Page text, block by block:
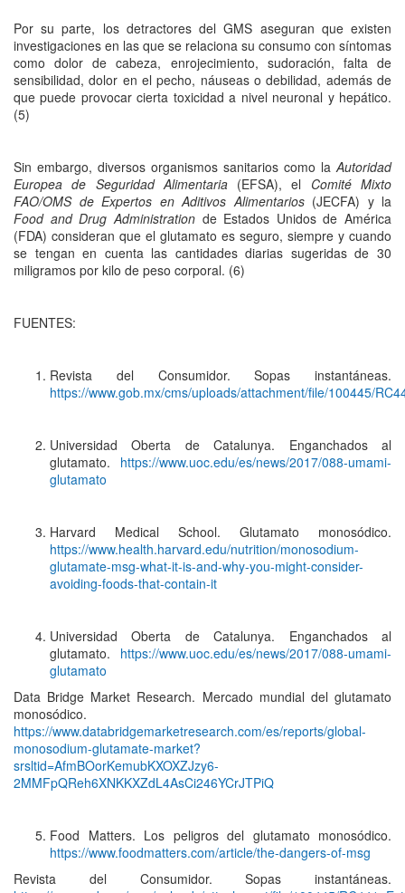
Por su parte, los detractores del GMS aseguran que existen
investigaciones en las que se relaciona su consumo con síntomas
como dolor de cabeza, enrojecimiento, sudoración, falta de
sensibilidad, dolor en el pecho, náuseas o debilidad, además de
que puede provocar cierta toxicidad a nivel neuronal y hepático.
(5)
Sin embargo, diversos organismos sanitarios como laAutoridad
Europea de Seguridad Alimentaria(EFSA), el Comité Mixto
FAO/OMS de Expertos en Aditivos Alimentarios (JECFA) y la
Food and Drug Administrationde Estados Unidos de América
(FDA) consideran que el glutamato es seguro, siempre y cuando
se tengan en cuenta las cantidades diarias sugeridas de 30
miligramos por kilo de peso corporal. (6)
FUENTES:
Revista del Consumidor. Sopas instantáneas.
https://www.gob.mx/cms/uploads/attachment/file/100445/
Universidad Oberta de Catalunya. Enganchados al
glutamato. https://www.uoc.edu/es/news/2017/088-umami-
glutamato
Harvard Medical School. Glutamato monosódico.
https://www.health.harvard.edu/nutrition/monosodium-
glutamate-msg-what-it-is-and-why-you-might-consider-
avoiding-foods-that-contain-it
Universidad Oberta de Catalunya. Enganchados al
glutamato. https://www.uoc.edu/es/news/2017/088-umami-
glutamato
Data Bridge Market Research. Mercado mundial del glutamato
monosódico.
https://www.databridgemarketresearch.com/es/reports/global-
monosodium-glutamate-market?
srsltid=AfmBOorKemubKXOXZJzy6-
2MMFpQReh6XNKKXZdL4AsCi246YCrJTPiQ
Food Matters. Los peligros del glutamato monosódico.
https://www.foodmatters.com/article/the-dangers-of-msg
Revista del Consumidor. Sopas instantáneas.